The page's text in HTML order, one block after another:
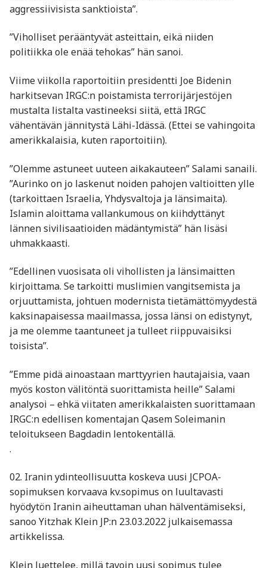
aggressiivisista sanktioista”.
”Viholliset perääntyvät asteittain, eikä niiden
politiikka ole enää tehokas” hän sanoi.
Viime viikolla raportoitiin presidentti Joe Bidenin
harkitsevan IRGC:n poistamista terrorijärjestöjen
mustalta listalta vastineeksi siitä, että IRGC
vähentävän jännitystä Lähi-Idässä. (Ettei se vahingoita
amerikkalaisia, kuten raportoitiin).
”Olemme astuneet uuteen aikakauteen” Salami sanaili.
”Aurinko on jo laskenut noiden pahojen valtioitten ylle
(tarkoittaen Israelia, Yhdysvaltoja ja länsimaita).
Islamin aloittama vallankumous on kiihdyttänyt
lännen sivilisaatioiden mädäntymistä” hän lisäsi
uhmakkaasti.
”Edellinen vuosisata oli vihollisten ja länsimaitten
kirjoittama. Se tarkoitti muslimien vangitsemista ja
orjuuttamista, johtuen modernista tietämättömyydestä
kaksinapaisessa maailmassa, jossa länsi on edistynyt,
ja me olemme taantuneet ja tulleet riippuvaisiksi
toisista”.
”Emme pidä ainoastaan marttyyrien hautajaisia, vaan
myös koston välitöntä suorittamista heille” Salami
analysoi – ehkä viitaten amerikkalaisten suorittamaan
IRGC:n edellisen komentajan Qasem Soleimanin
teloitukseen Bagdadin lentokentällä.
.
02. Iranin ydinteollisuutta koskeva uusi JCPOA-
sopimuksen korvaava kv.sopimus on luultavasti
hyödytön Iranin aiheuttaman uhan hälventämiseksi,
sanoo Yitzhak Klein JP:n 23.03.2022 julkaisemassa
artikkelissa.
Klein luettelee, millä tavoin uusi sopimus tulee